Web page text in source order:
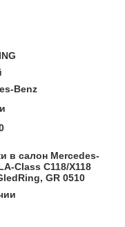
Benz
в салон Mercedes-
Class C118/X118
GR 0510